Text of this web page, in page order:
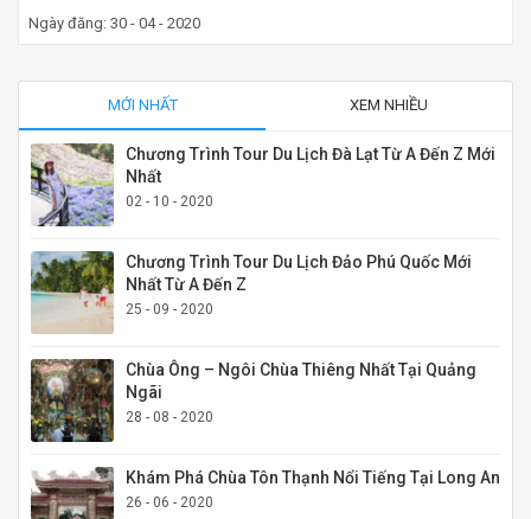
Ngày đăng: 30 - 04 - 2020
MỚI NHẤT XEM NHIỀU
Chương Trình Tour Du Lịch Đà Lạt Từ A Đến Z Mới
Nhất
02 - 10 - 2020
Chương Trình Tour Du Lịch Đảo Phú Quốc Mới
Nhất Từ A Đến Z
25 - 09 - 2020
Chùa Ông – Ngôi Chùa Thiêng Nhất Tại Quảng
Ngãi
28 - 08 - 2020
Khám Phá Chùa Tôn Thạnh Nổi Tiếng Tại Long An
26 - 06 - 2020